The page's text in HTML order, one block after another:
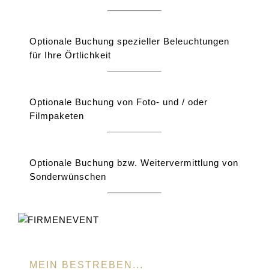
Optionale Buchung spezieller Beleuchtungen
für Ihre Örtlichkeit
Optionale Buchung von Foto- und / oder
Filmpaketen
Optionale Buchung bzw. Weitervermittlung von
Sonderwünschen
MEIN BESTREBEN...